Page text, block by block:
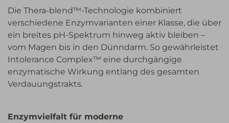
Die Thera-blend™-Technologie kombiniert
verschiedene Enzymvarianten einer Klasse, die über
ein breites pH-Spektrum hinweg aktiv bleiben –
vom Magen bis in den Dünndarm. So gewährleistet
Intolerance Complex™ eine durchgängige
enzymatische Wirkung entlang des gesamten
Verdauungstrakts.
Enzymvielfalt für moderne